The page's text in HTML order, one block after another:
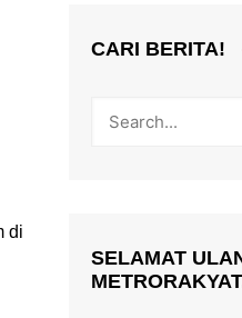
CARI BERITA!
SELAMAT